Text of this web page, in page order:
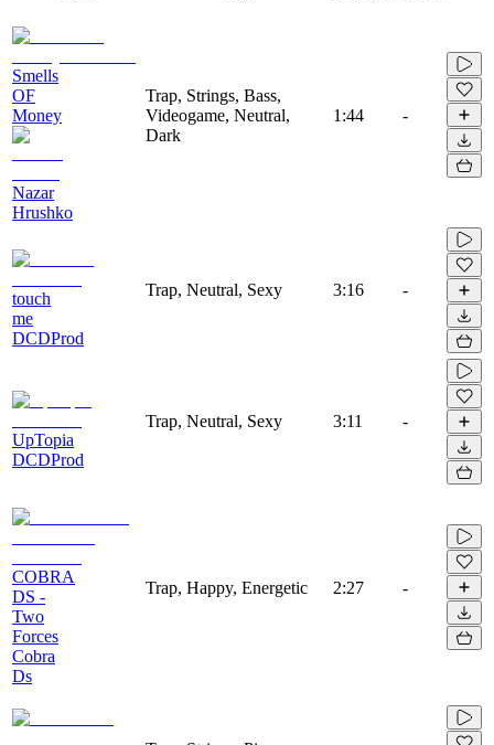
Smells
OF
Money
Nazar
Hrushko
Trap, Strings, Bass,
Videogame, Neutral,
Dark
1:44 -
touch
me
DCDProd
Trap, Neutral, Sexy 3:16 -
UpTopia
DCDProd
Trap, Neutral, Sexy 3:11 -
COBRA
DS -
Two
Forces
Cobra
Ds
Trap, Happy, Energetic 2:27 -